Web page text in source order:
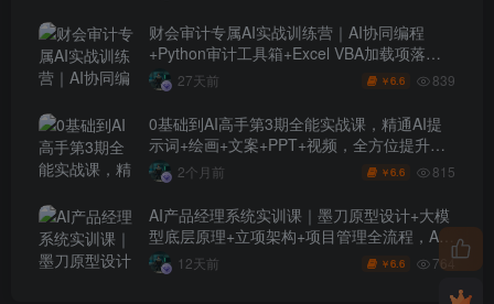
财会审计专属AI实战训练营｜AI协同编程
+Python审计工具箱+Excel VBA加载项落地
（更新0710）
27天前 ￥6.6 839
0基础到AI高手第3期全能实战课，精通AI提
示词+绘画+文案+PPT+视频，全方位提升效
率与副业收益
2个月前 ￥6.6 815
AI产品经理系统实训课｜墨刀原型设计+大模
型底层原理+立项架构+项目管理全流程，AI
产品落地实战教程
12天前 ￥6.6 764